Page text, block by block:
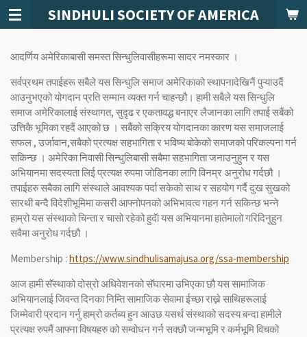
Skip
to
content
SINDHULI SOCIETY OF AMERICA
आदर्णिय अमेरिकाबासी समस्त सिन्धुलिवासीहरूमा सादर नमस्कार ।
सर्वप्रथम तपाईहरू सबैले यस सिन्धुलि समाज अमेरिकाको स्थापनादेखिनैं पुऱ्याउदैं
आउनुभएको योगदान प्रति सम्मान व्यक्त गर्न चाहन्छौ। हामी सबैले यस सिन्धुलि
समाज अमेरिकालाई संस्थागत, सुदृढ र एकतावद्ध बनाएर लैजानका लागि तपाई सबैंको
उत्तिकै भूमिका रहदैं आएको छ । सबैंको सक्रिय योगदानका कारण यस समाजलाई
सफल , उर्जावान,सबैको प्रत्यक्ष सहभागिता र भविष्य बोकेको समाजको परिकल्पना गर्न
सकिन्छ । अमेरिका निवासी सिन्धुलिबासी सबैमा सहभागिता जनाउनुहुन र यस
अभियानमा सदस्यता लिई प्रत्यक्ष रुपमा जोडिनका लागि विनम्र अनुरोध गर्दछौ ।
तपाईहरु सबैका लागि संस्थाले आवश्यक पर्दा सकेको साथ र सहयोग गर्दै दुख सुखको
सारथी बन्दै विदेशीभूमिमा कसरी आफ्नोपनको अभिभावत्व गहन गर्न सकिन्छ भन्ने
हाम्रो यस संस्थाको चिन्ता र चासो रहेको हुदॅा यस अभियानमा हातेमालो गरिदिनुहुन
सवैमा अनुरोध गर्दछौ ।
Membership : https://www.sindhulisamajusa.org/ssa-membership
आज हामी सॅस्थाको दोस्रो अधिवेशनको सॅघारमा उभिएका छौ यस सामाजिक
अभियानलाई जिवन्त दिनका निम्ति सामाजिक सेवामा ईच्छा राख्ने साथिहरूलाई
जिम्मेवारी प्रदान गर्नु हाम्रो कर्तब्य हुन आउछ यसर्थ संस्थाको सदस्य बन्दा हामीले
प्रत्यक्ष रुपमैं आफ्ना विषयहरु को सम्वोधन गर्न सक्छौ जन्मभूमि र कर्मभूमि विचको